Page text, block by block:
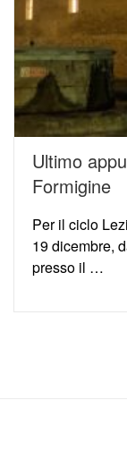
Ultimo
Formigine
Per il ciclo
19 dicembre,
presso il …